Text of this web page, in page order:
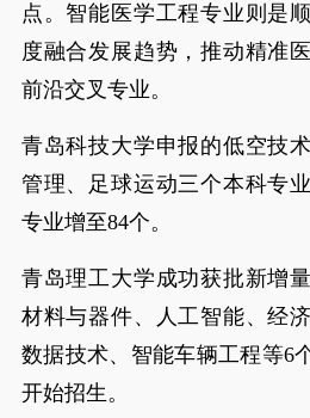
点。智能医学工程专业则是
度融合发展趋势，推动精准
前沿交叉专业。
青岛科技大学申报的低空技
管理、足球运动三个本科专
专业增至84个。
青岛理工大学成功获批新增
材料与器件、人工智能、经
数据技术、智能车辆工程等6
开始招生。